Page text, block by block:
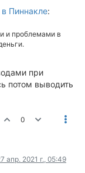
Пиннакле:
и проблемами в
при
потом выводить
0
апр. 2021 г., 05:49